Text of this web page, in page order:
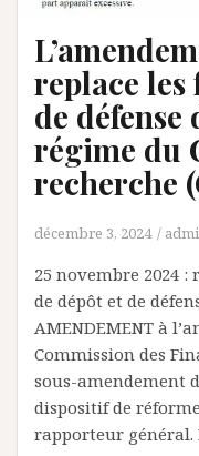
replace les
de défense
régime du
recherche
décembre 3, 2024
25 novembre 2024
de dépôt et de
AMENDEMENT à
Commission des
sous-amendement
dispositif de
rapporteur